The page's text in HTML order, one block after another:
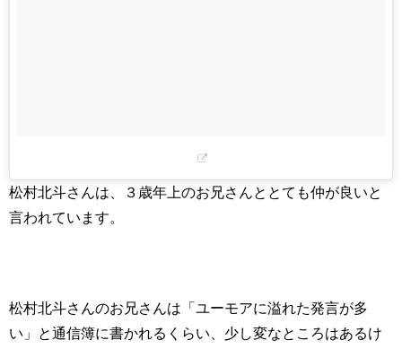
松村北斗さんは、３歳年上のお兄さんととても仲が良いと
言われています。
松村北斗さんのお兄さんは「ユーモアに溢れた発言が多
い」と通信簿に書かれるくらい、少し変なところはあるけ